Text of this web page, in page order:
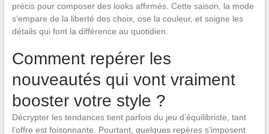
précis pour composer des looks affirmés. Cette saison, la mode
s’empare de la liberté des choix, ose la couleur, et soigne les
détails qui font la différence au quotidien.
Comment repérer les
nouveautés qui vont vraiment
booster votre style ?
Décrypter les tendances tient parfois du jeu d’équilibriste, tant
l’offre est foisonnante. Pourtant, quelques repères s’imposent